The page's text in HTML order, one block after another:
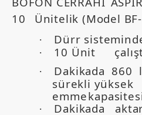
10
Ünitelik (Model
· Dürr
· 10 Ünit
·
Dakikada 860
sürekli yüksek
emme
· Dakikada